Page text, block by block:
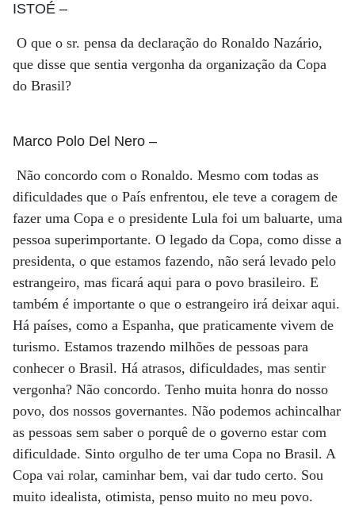
ISTOÉ –
O que o sr. pensa da declaração do Ronaldo Nazário,
que disse que sentia vergonha da organização da Copa
do Brasil?
Marco Polo Del Nero –
Não concordo com o Ronaldo. Mesmo com todas as
dificuldades que o País enfrentou, ele teve a coragem de
fazer uma Copa e o presidente Lula foi um baluarte, uma
pessoa superimportante. O legado da Copa, como disse a
presidenta, o que estamos fazendo, não será levado pelo
estrangeiro, mas ficará aqui para o povo brasileiro. E
também é importante o que o estrangeiro irá deixar aqui.
Há países, como a Espanha, que praticamente vivem de
turismo. Estamos trazendo milhões de pessoas para
conhecer o Brasil. Há atrasos, dificuldades, mas sentir
vergonha? Não concordo. Tenho muita honra do nosso
povo, dos nossos governantes. Não podemos achincalhar
as pessoas sem saber o porquê de o governo estar com
dificuldade. Sinto orgulho de ter uma Copa no Brasil. A
Copa vai rolar, caminhar bem, vai dar tudo certo. Sou
muito idealista, otimista, penso muito no meu povo.